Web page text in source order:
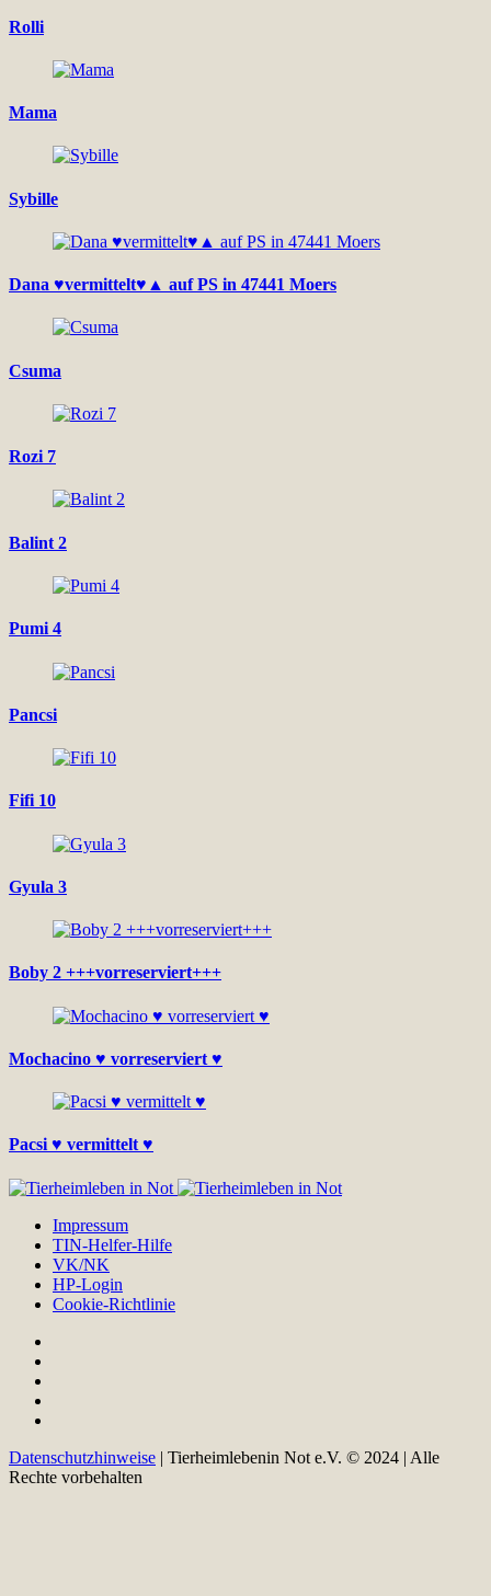
Rolli
Mama
Sybille
Dana ♥vermittelt♥▲ auf PS in 47441 Moers
Csuma
Rozi 7
Balint 2
Pumi 4
Pancsi
Fifi 10
Gyula 3
Boby 2 +++vorreserviert+++
Mochacino ♥ vorreserviert ♥
Pacsi ♥ vermittelt ♥
Impressum
TIN-Helfer-Hilfe
VK/NK
HP-Login
Cookie-Richtlinie
Datenschutzhinweise | Tierheimlebenin Not e.V. © 2024 | Alle
Rechte vorbehalten